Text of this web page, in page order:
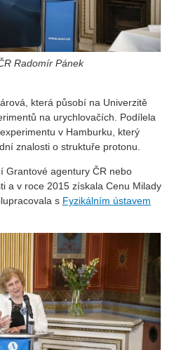
Radomír Pánek
která působí na Univerzitě
na urychlovačích. Podílela
v Hamburku, který
znalosti o struktuře protonu.
Grantové agentury ČR nebo
a v roce 2015 získala Cenu Milady
s Fyzikálním ústavem